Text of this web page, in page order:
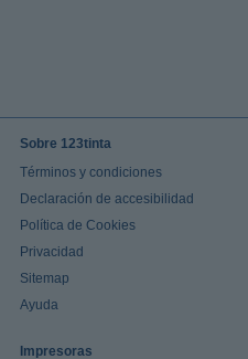
Sobre 123tinta
Términos y condiciones
Declaración de accesibilidad
Política de Cookies
Privacidad
Sitemap
Ayuda
Impresoras